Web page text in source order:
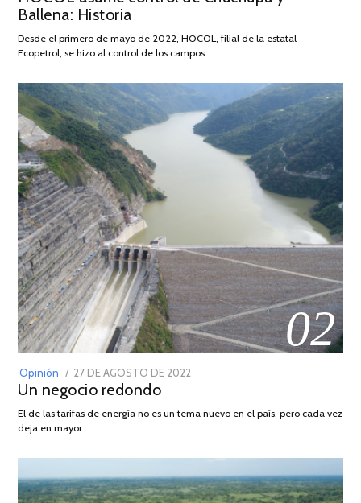
2026
Ballena: Historia
Desde el primero de mayo de 2022, HOCOL, filial de la estatal
Ecopetrol, se hizo al control de los campos …
02
Opinión
POSTED
ON
27 DE AGOSTO DE 2022
DE
Un negocio redondo
El de las tarifas de energía no es un tema nuevo en el país, pero cada vez
deja en mayor …